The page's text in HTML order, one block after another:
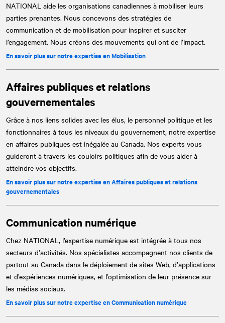
NATIONAL aide les organisations canadiennes à mobiliser leurs
parties prenantes. Nous concevons des stratégies de
communication et de mobilisation pour inspirer et susciter
l’engagement. Nous créons des mouvements qui ont de l’impact.
En savoir plus sur notre expertise en Mobilisation
Affaires publiques et relations
gouvernementales
Grâce à nos liens solides avec les élus, le personnel politique et les
fonctionnaires à tous les niveaux du gouvernement, notre expertise
en affaires publiques est inégalée au Canada. Nos experts vous
guideront à travers les couloirs politiques afin de vous aider à
atteindre vos objectifs.
En savoir plus sur notre expertise en Affaires publiques et relations
gouvernementales
Communication numérique
Chez NATIONAL, l’expertise numérique est intégrée à tous nos
secteurs d’activités. Nos spécialistes accompagnent nos clients de
partout au Canada dans le déploiement de sites Web, d’applications
et d’expériences numériques, et l’optimisation de leur présence sur
les médias sociaux.
En savoir plus sur notre expertise en Communication numérique